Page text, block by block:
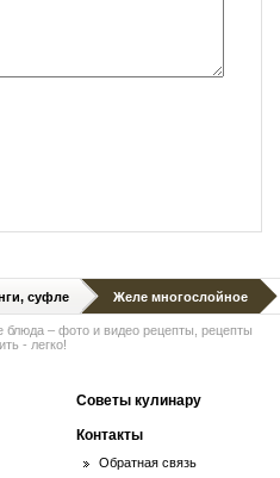
суфле Желе многослойное
блюда – фото и видео рецепты, рецепты
- легко!
Советы кулинару
Контакты
Обратная связь